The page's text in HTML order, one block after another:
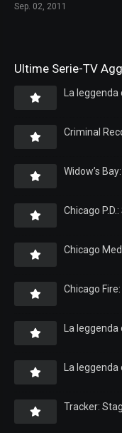
Sep. 02, 2011
Ultime Serie-TV
La leggenda
Criminal
Widow’s
Chicago
Chicago
Chicago
La leggenda
La leggenda
Tracker: